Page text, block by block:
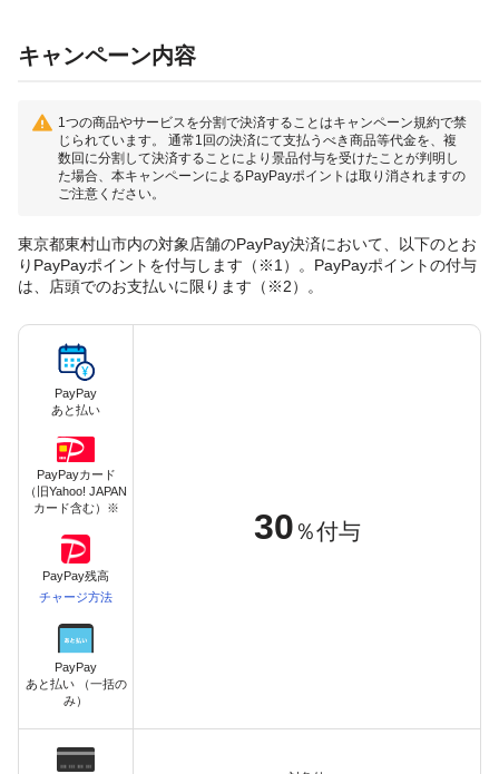
キャンペーン内容
1つの商品やサービスを分割で決済することはキャンペーン規約で禁
じられています。 通常1回の決済にて支払うべき商品等代金を、複
数回に分割して決済することにより景品付与を受けたことが判明し
た場合、本キャンペーンによるPayPayポイントは取り消されますの
ご注意ください。
東京都東村山市内の対象店舗のPayPay決済において、以下のとお
りPayPayポイントを付与します（※1）。PayPayポイントの付与
は、店頭でのお支払いに限ります（※2）。
PayPay
あと払い
PayPayカード
（旧Yahoo! JAPAN
カード含む）※
PayPay残高
チャージ方法
PayPay
あと払い （一括の
み）
30 ％付与